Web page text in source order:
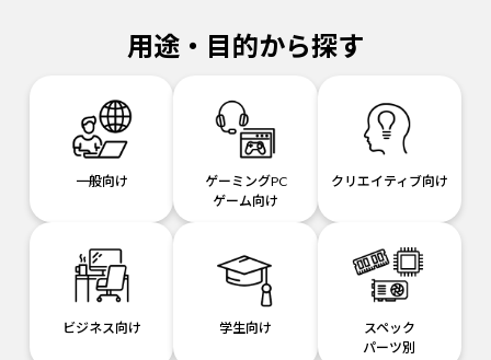
用途・目的から探す
一般向け
ゲーミングPC
ゲーム向け
クリエイティブ向け
ビジネス向け 学生向け
スペック
パーツ別